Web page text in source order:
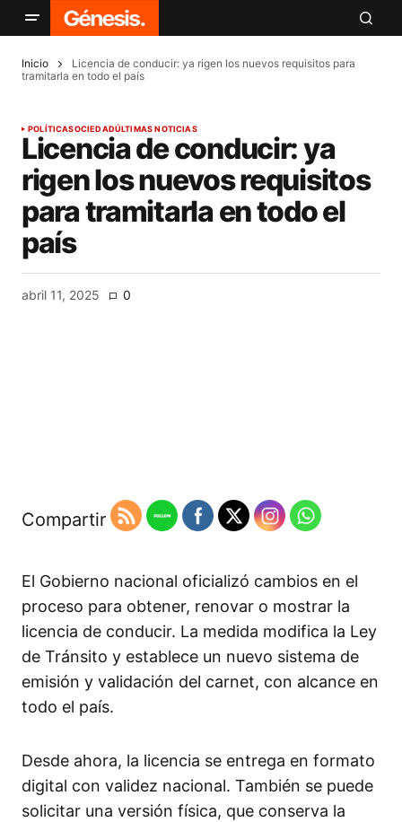
Inicio
Licencia de conducir: ya rigen los nuevos requisitos para
tramitarla en todo el país
POLÍTICASOCIEDADÚLTIMAS NOTICIAS
Licencia de conducir: ya
rigen los nuevos requisitos
para tramitarla en todo el
país
abril 11, 2025 0
Compartir
El Gobierno nacional oficializó cambios en el
proceso para obtener, renovar o mostrar la
licencia de conducir. La medida modifica la Ley
de Tránsito y establece un nuevo sistema de
emisión y validación del carnet, con alcance en
todo el país.
Desde ahora, la licencia se entrega en formato
digital con validez nacional. También se puede
solicitar una versión física, que conserva la